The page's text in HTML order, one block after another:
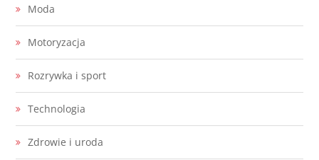
Moda
Motoryzacja
Rozrywka i sport
Technologia
Zdrowie i uroda